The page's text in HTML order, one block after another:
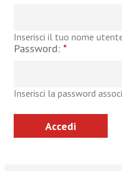
Inserisci il tuo nome
Password: *
Inserisci la password